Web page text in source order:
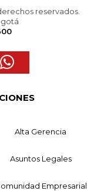
reservados.
Alta Gerencia
Asuntos Legales
Empresarial